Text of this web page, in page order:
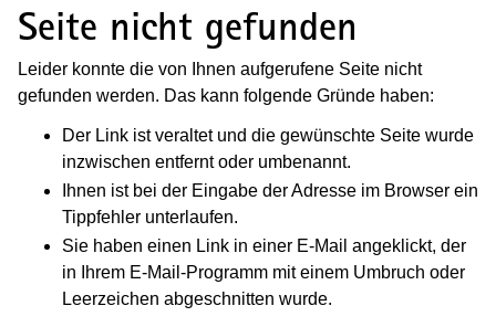
Seite nicht gefunden
Leider konnte die von Ihnen aufgerufene Seite nicht
gefunden werden. Das kann folgende Gründe haben:
Der Link ist veraltet und die gewünschte Seite wurde
inzwischen entfernt oder umbenannt.
Ihnen ist bei der Eingabe der Adresse im Browser ein
Tippfehler unterlaufen.
Sie haben einen Link in einer E-Mail angeklickt, der
in Ihrem E-Mail-Programm mit einem Umbruch oder
Leerzeichen abgeschnitten wurde.